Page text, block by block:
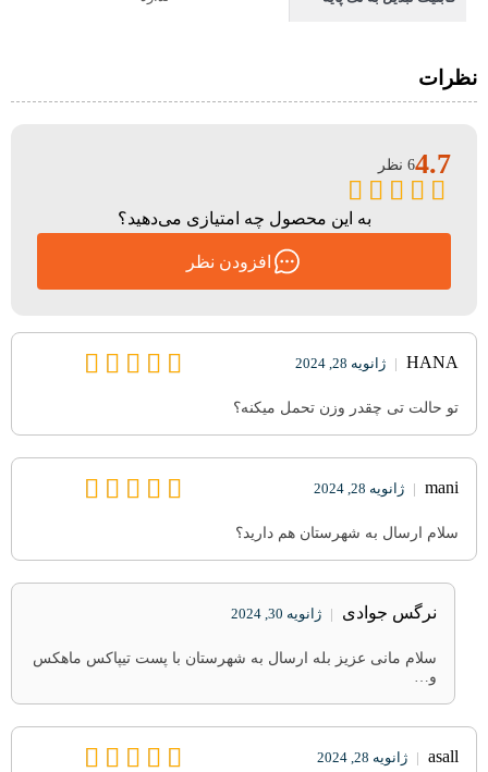
نظرات
HANA
| ژانویه 28, 2024
تو حالت تی چقدر وزن تحمل میکنه؟
mani
| ژانویه 28, 2024
سلام ارسال به شهرستان هم دارید؟
نرگس جوادی | ژانویه 30, 2024
سلام مانی عزیز بله ارسال به شهرستان با پست تیپاکس ماهکس
و…
asall
| ژانویه 28, 2024
4.76 نظر
به این محصول چه امتیازی می‌دهید؟
افزودن نظر